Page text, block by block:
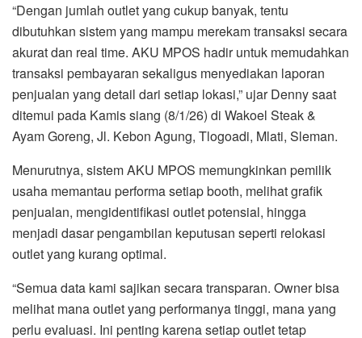
“Dengan jumlah outlet yang cukup banyak, tentu
dibutuhkan sistem yang mampu merekam transaksi secara
akurat dan real time. AKU MPOS hadir untuk memudahkan
transaksi pembayaran sekaligus menyediakan laporan
penjualan yang detail dari setiap lokasi,” ujar Denny saat
ditemui pada Kamis siang (8/1/26) di Wakoel Steak &
Ayam Goreng, Jl. Kebon Agung, Tlogoadi, Mlati, Sleman.
Menurutnya, sistem AKU MPOS memungkinkan pemilik
usaha memantau performa setiap booth, melihat grafik
penjualan, mengidentifikasi outlet potensial, hingga
menjadi dasar pengambilan keputusan seperti relokasi
outlet yang kurang optimal.
“Semua data kami sajikan secara transparan. Owner bisa
melihat mana outlet yang performanya tinggi, mana yang
perlu evaluasi. Ini penting karena setiap outlet tetap